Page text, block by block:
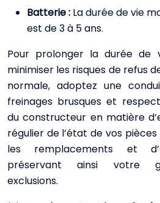
Batterie : La durée de vie
est de 3 à 5 ans.
Pour prolonger la durée de
minimiser les risques de refus
normale, adoptez une
freinages brusques et
du constructeur en matière
régulier de l’état de vos
les remplacements et
préservant ainsi votre
exclusions.